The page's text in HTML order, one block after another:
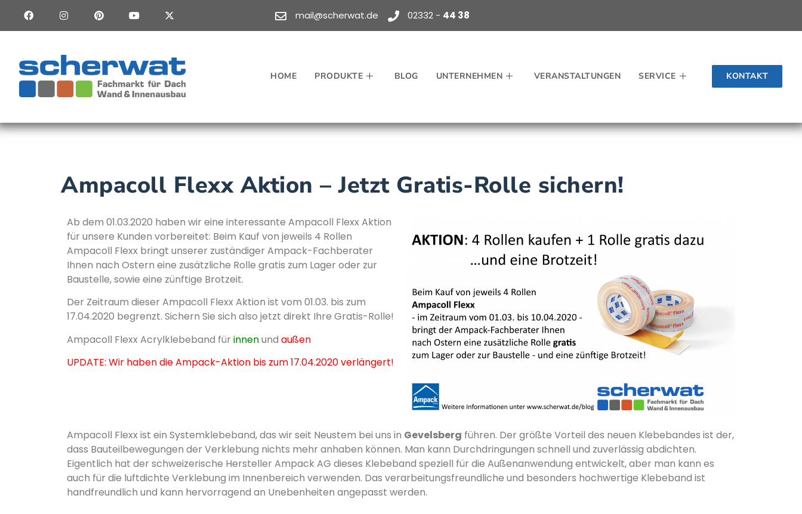
mail@scherwat.de 02332 - 44 38
HOME PRODUKTE BLOG UNTERNEHMEN VERANSTALTUNGEN SERVICE KONTAKT
Ampacoll Flexx Aktion – Jetzt Gratis-Rolle sichern!
Ab dem 01.03.2020 haben wir eine interessante Ampacoll Flexx Aktion
für unsere Kunden vorbereitet: Beim Kauf von jeweils 4 Rollen
Ampacoll Flexx bringt unserer zuständiger Ampack-Fachberater
Ihnen nach Ostern eine zusätzliche Rolle gratis zum Lager oder zur
Baustelle, sowie eine zünftige Brotzeit.
Der Zeitraum dieser Ampacoll Flexx Aktion ist vom 01.03. bis zum
17.04.2020 begrenzt. Sichern Sie sich also jetzt direkt Ihre Gratis-Rolle!
Ampacoll Flexx Acrylklebeband für innenund außen
UPDATE: Wir haben die Ampack-Aktion bis zum 17.04.2020 verlängert!
Ampacoll Flexx ist ein Systemklebeband, das wir seit Neustem bei uns in Gevelsberg führen. Der größte Vorteil des neuen Klebebandes ist der,
dass Bauteilbewegungen der Verklebung nichts mehr anhaben können. Man kann Durchdringungen schnell und zuverlässig abdichten.
Eigentlich hat der schweizerische Hersteller Ampack AG dieses Klebeband speziell für die Außenanwendung entwickelt, aber man kann es
auch für die luftdichte Verklebung im Innenbereich verwenden. Das verarbeitungsfreundliche und besonders hochwertige Klebeband ist
handfreundlich und kann hervorragend an Unebenheiten angepasst werden.